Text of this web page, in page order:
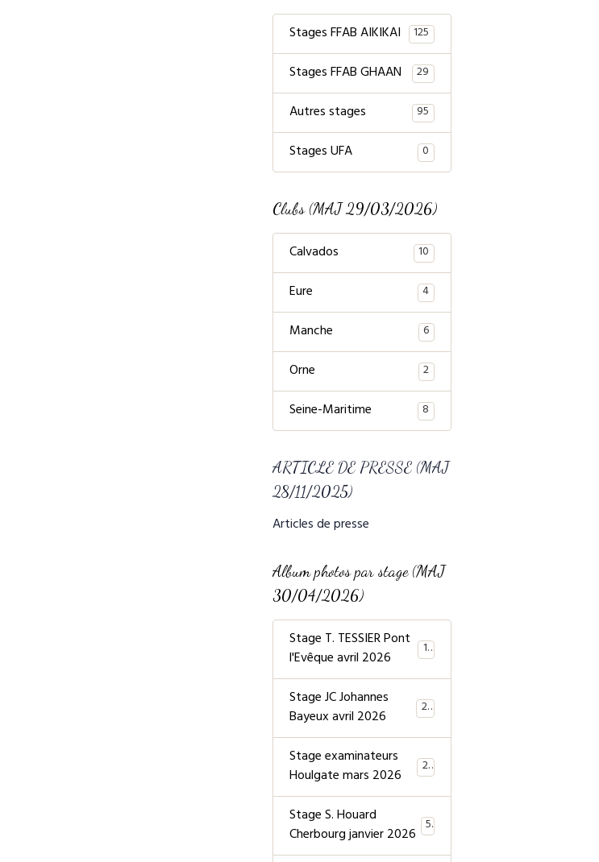
Stages FFAB AIKIKAI 125
Stages FFAB GHAAN 29
Autres stages 95
Stages UFA 0
Clubs (MAJ 29/03/2026)
Calvados 10
Eure 4
Manche 6
Orne 2
Seine-Maritime 8
ARTICLE DE PRESSE (MAJ
28/11/2025)
Articles de presse
Album photos par stage (MAJ
30/04/2026)
Stage T. TESSIER Pont
l'Evêque avril 2026
19
Stage JC Johannes
Bayeux avril 2026
20
Stage examinateurs
Houlgate mars 2026
20
Stage S. Houard
Cherbourg janvier 2026
5